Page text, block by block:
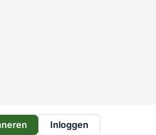
Inloggen